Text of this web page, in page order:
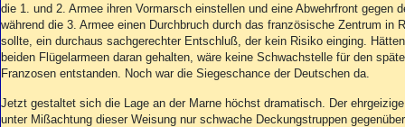
die 1. und 2. Armee ihren Vormarsch einstellen und eine Abwehrfront gegen
während die 3. Armee einen Durchbruch durch das französische Zentrum in
sollte, ein durchaus sachgerechter Entschluß, der kein Risiko einging.
beiden Flügelarmeen daran gehalten, wäre keine Schwachstelle für den
Franzosen entstanden. Noch war die Siegeschance der Deutschen da.
Jetzt gestaltet sich die Lage an der Marne höchst dramatisch. Der
unter Mißachtung dieser Weisung nur schwache Deckungstruppen